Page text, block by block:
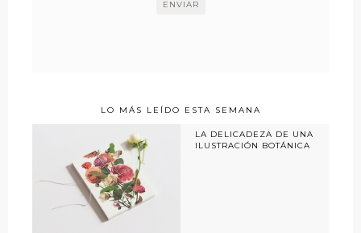
LO MÁS LEÍDO ESTA SEMANA
LA DELICADEZA DE UNA
ILUSTRACIÓN BOTÁNICA